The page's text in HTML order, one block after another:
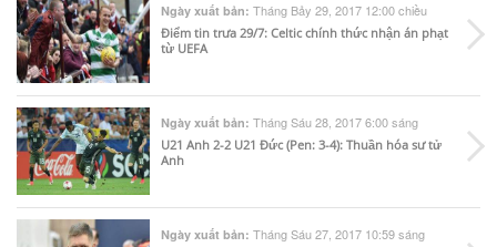
Ngày xuất bản: Tháng Bảy 29, 2017 12:00 chiều
Điểm tin trưa 29/7: Celtic chính thức nhận án phạt
từ UEFA
Ngày xuất bản: Tháng Sáu 28, 2017 6:00 sáng
U21 Anh 2-2 U21 Đức (Pen: 3-4): Thuần hóa sư tử
Anh
Ngày xuất bản: Tháng Sáu 27, 2017 10:59 sáng